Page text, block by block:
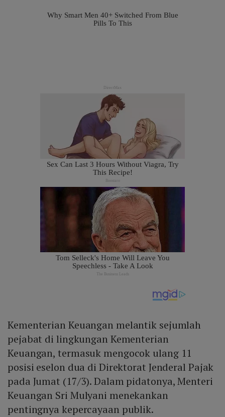
Kementerian Keuangan melantik sejumlah
pejabat di lingkungan Kementerian
Keuangan, termasuk mengocok ulang 11
posisi eselon dua di Direktorat Jenderal Pajak
pada Jumat (17/3). Dalam pidatonya, Menteri
Keuangan Sri Mulyani menekankan
pentingnya kepercayaan publik.